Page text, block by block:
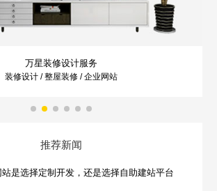
万星装修设计服务
装修设计 / 整屋装修 / 企业网站
推荐新闻
是选择定制开发，还是选择自助建站平台